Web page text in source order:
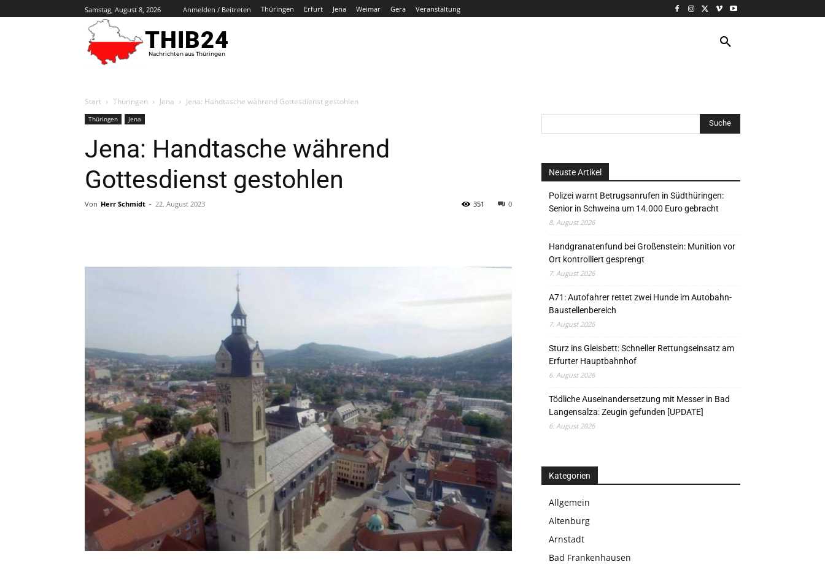
Samstag, August 8, 2026 Anmelden / Beitreten Thüringen Erfurt Jena Weimar Gera Veranstaltung
THIB24
Nachrichten aus Thüringen
Start Thüringen Jena Jena: Handtasche während Gottesdienst gestohlen
Thüringen Jena
Jena: Handtasche während
Gottesdienst gestohlen
Von Herr Schmidt - 22. August 2023 0
351
Neuste Artikel
Polizei warnt Betrugsanrufen in Südthüringen:
Senior in Schweina um 14.000 Euro gebracht
8. August 2026
Handgranatenfund bei Großenstein: Munition vor
Ort kontrolliert gesprengt
7. August 2026
A71: Autofahrer rettet zwei Hunde im Autobahn-
Baustellenbereich
7. August 2026
Sturz ins Gleisbett: Schneller Rettungseinsatz am
Erfurter Hauptbahnhof
6. August 2026
Tödliche Auseinandersetzung mit Messer in Bad
Langensalza: Zeugin gefunden [UPDATE]
6. August 2026
Kategorien
Allgemein
Altenburg
Arnstadt
Bad Frankenhausen